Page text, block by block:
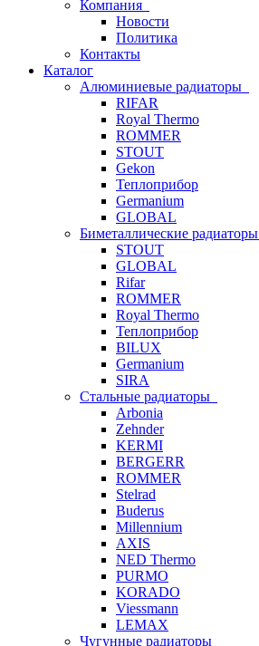
Компания
Новости
Политика
Контакты
Каталог
Алюминиевые радиаторы
RIFAR
Royal Thermo
ROMMER
STOUT
Gekon
Теплоприбор
Germanium
GLOBAL
Биметаллические радиаторы
STOUT
GLOBAL
Rifar
ROMMER
Royal Thermo
Теплоприбор
BILUX
Germanium
SIRA
Стальные радиаторы
Arbonia
Zehnder
KERMI
BERGERR
ROMMER
Stelrad
Buderus
Millennium
AXIS
NED Thermo
PURMO
KORADO
Viessmann
LEMAX
Чугунные радиаторы